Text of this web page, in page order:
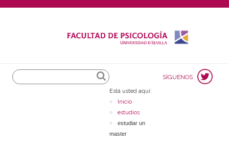
Search
SÍGUENOS
Está usted aquí:
Inicio
estudios
estudiar un
master